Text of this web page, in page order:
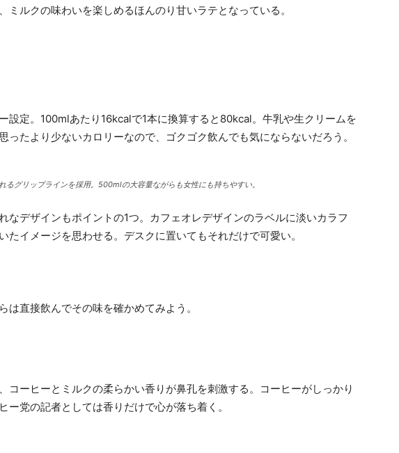
ミルクの味わいを楽しめるほんのり甘いラテとなっている。
設定。100mlあたり16kcalで1本に換算すると80kcal。牛乳や生クリームを
ったより少ないカロリーなので、ゴクゴク飲んでも気にならないだろう。
グリップラインを採用。500mlの大容量ながらも女性にも持ちやすい。
なデザインもポイントの1つ。カフェオレデザインのラベルに淡いカラフ
たイメージを思わせる。デスクに置いてもそれだけで可愛い。
は直接飲んでその味を確かめてみよう。
コーヒーとミルクの柔らかい香りが鼻孔を刺激する。コーヒーがしっかり
ー党の記者としては香りだけで心が落ち着く。